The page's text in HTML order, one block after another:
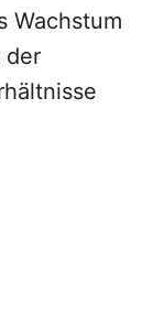
Wachstum
der